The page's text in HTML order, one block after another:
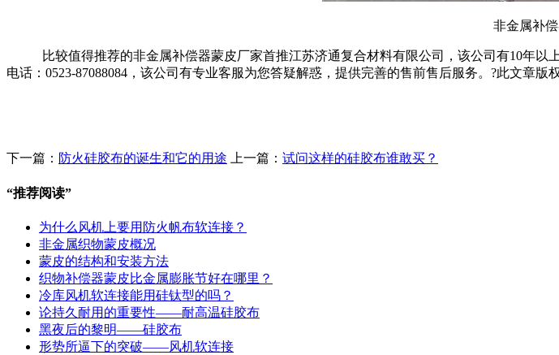
非金属补
比较值得推荐的非金属补偿器蒙皮厂家首推江苏济通复合材料有限公司，该公司有10年以上
电话：0523-87088084，该公司有专业客服为您答疑解惑，提供完善的售前售后服务。?此文章
下一篇： 防火硅胶布的诞生和它的用途 上一篇： 试问这样的硅胶布谁敢买？
“推荐阅读”
为什么风机上要用防火帆布软连接？
非金属织物蒙皮概况
蒙皮的结构和安装方法
织物补偿器蒙皮比金属膨胀节好在哪里？
冷库风机软连接能用硅钛型的吗？
论持久耐用的重要性——耐高温硅胶布
黑夜后的黎明——硅胶布
形势所逼下的突破——风机软连接